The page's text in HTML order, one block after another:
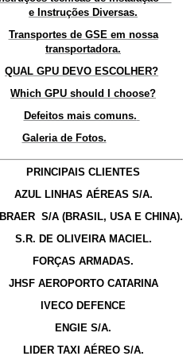
e Instruções Diversas.
Transportes de GSE em nossa
transportadora.
QUAL GPU DEVO ESCOLHER?
Which GPU should I choose?
Defeitos mais comuns.
Galeria de Fotos.
PRINCIPAIS CLIENTES
AZUL LINHAS AÉREAS S/A.
S/A (BRASIL, USA E CHINA).
S.R. DE OLIVEIRA MACIEL.
FORÇAS ARMADAS.
JHSF AEROPORTO CATARINA
IVECO DEFENCE
ENGIE S/A.
LIDER TAXI AÉREO S/A.